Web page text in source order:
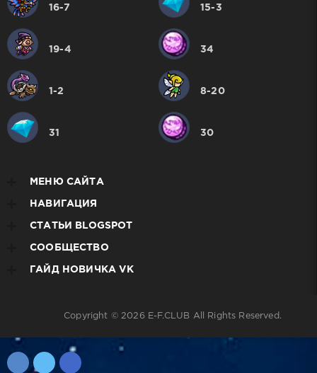
16-7 15-3
19-4 34
1-2 8-20
31 30
МЕНЮ САЙТА
НАВИГАЦИЯ
СТАТЬИ BLOGSPOT
СООБЩЕСТВО
ГАЙД НОВИЧКА VK
Copyright © 2026 E-F.CLUB All Rights Reserved.